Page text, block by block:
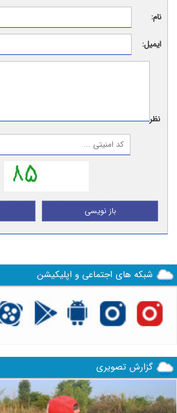
نام:
ایمیل:
نظر:
باز نویسی
شبکه های اجتماعی و اپلیکیشن
گزارش تصویری